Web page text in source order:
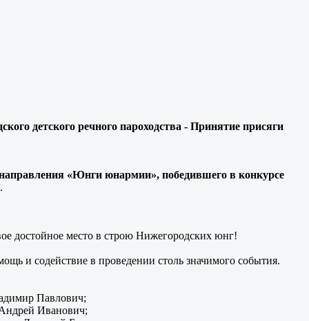
детского речного пароходства - Принятие присяги
«Юнги юнармии», победившего в конкурсе
.
достойное место в строю Нижегородских юнг!
и содействие в проведении столь значимого события.
Павлович;
Иванович;